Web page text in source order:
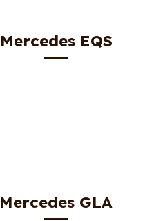
Mercedes EQS
Mercedes GLA